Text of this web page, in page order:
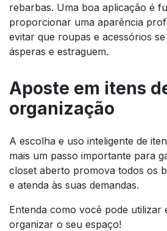
rebarbas. Uma boa aplicação é
proporcionar uma aparência
evitar que roupas e acessórios
ásperas e estraguem.
Aposte em itens
organização
A escolha e uso inteligente de
mais um passo importante para
closet aberto promova todos os
e atenda às suas demandas.
Entenda como você pode utilizar
organizar o seu espaço!